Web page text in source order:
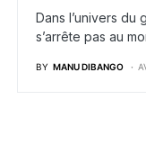
Dans l’univers du
s’arrête pas au
BY MANU DIBANGO